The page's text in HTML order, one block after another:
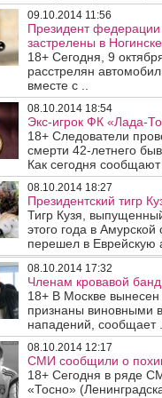
09.10.2014 11:56
Президент
застрелены в
18+ Сегодня, 9
расстрелян
вместе с ..
08.10.2014 18:54
Экс-игрок ФК «Лада-
18+ Следователи
смерти 42-летнего
Как сегодня
08.10.2014 18:27
Президентский тигр
Тигр Кузя,
этого года в
перешел в Еврейскую
08.10.2014 17:32
Членам кровавой
18+ В Москве вынесен
признаны виновными
нападений, сообщает
08.10.2014 12:17
СМИ сообщили о
18+ Сегодня в ряде
«Тосно»